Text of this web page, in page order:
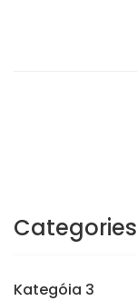
Categories
Kategóia 3